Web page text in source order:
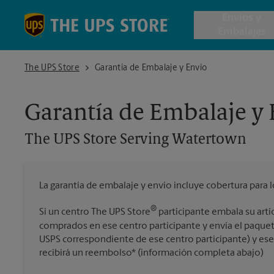
Cajas de
Todos
The UPS Store
The UPS Store Serving Watertown
Garantía de Embalaje y Envío
Garantía de Embalaje y
The UPS Store Serving Watertown
La garantía de embalaje y envío incluye cobertura para
Si un centro The UPS Store® participante embala su
comprados en ese centro participante y envía el
USPS correspondiente de ese centro participante) y
recibirá un reembolso* (información completa abajo)